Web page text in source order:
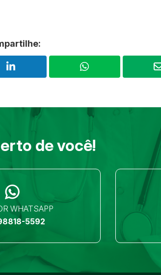
de você!
WHATSAPP
5592